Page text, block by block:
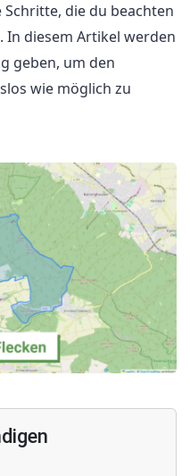
die du beachten
In diesem Artikel werden
geben, um den
wie möglich zu